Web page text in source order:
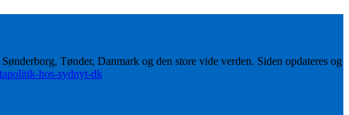
Tønder, Danmark og den store vide verden. Siden opdateres og
hos-sydnyt-dk